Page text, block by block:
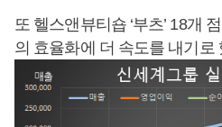
또 헬스앤뷰티숍 ‘부츠’ 18개
의 효율화에 더 속도를 내기로